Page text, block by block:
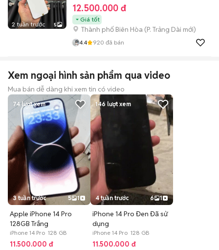
2 tuần trước 5
12.500.000 đ
Giá tốt
Thành phố Biên Hòa (P. Trảng Dài mới)
4.4 920 đã bán
Xem ngoại hình sản phẩm qua video
Mua bán dễ dàng khi xem tin có video
74lượt xem
3 tuần trước 5 1
Apple iPhone 14 Pro
128GB Trắng
iPhone 14 Pro 128 GB
11.500.000 đ
146 lượt xem
4 tuần trước 6 1
iPhone 14 Pro Đen Đã sử
dụng
iPhone 14 Pro 128 GB
11.500.000 đ